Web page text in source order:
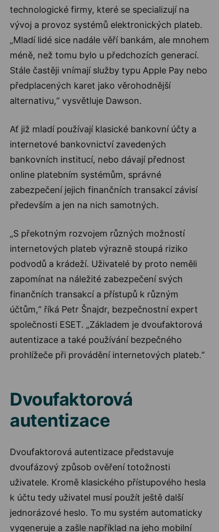
technologické firmy, které se specializují na
vývoj a provoz systémů elektronických plateb.
„Mladí lidé sice nadále věří bankám, ale mnohem
méně, než tomu bylo u předchozích generací.
Stále častěji vnímají služby typu Apple Pay nebo
předplacených karet jako věrohodnější
alternativu,“ vysvětluje Dawson.
Ať již mladí používají klasické bankovní účty a
internetové bankovnictví zavedených
bankovních institucí, nebo dávají přednost
online platebním systémům, správné
zabezpečení jejich finančních transakcí závisí
především a jen na nich samotných.
„S překotným rozvojem různých možností
internetových plateb výrazně stoupá riziko
podvodů a krádeží. Uživatelé by proto neměli
zapomínat na náležité zabezpečení svých
finančních transakcí a přístupů k různým
účtům,“ říká Petr Šnajdr, bezpečnostní expert
společnosti ESET. „Základem je dvoufaktorová
autentizace a také používání bezpečného
prohlížeče při provádění internetových plateb.“
Dvoufaktorová
autentizace
Dvoufaktorová autentizace představuje
dvoufázový způsob ověření totožnosti
uživatele. Kromě klasického přístupového hesla
k účtu tedy uživatel musí použít ještě další
jednorázové heslo. To mu systém automaticky
vygeneruje a zašle například na jeho mobilní